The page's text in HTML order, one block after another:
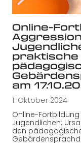
Online-
am
1. Oktober 2024
Online-
Jugendlichen:
den